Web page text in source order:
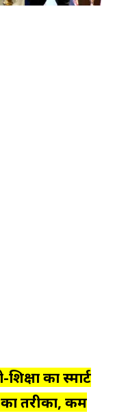
का स्मार्ट
तरीका, कम